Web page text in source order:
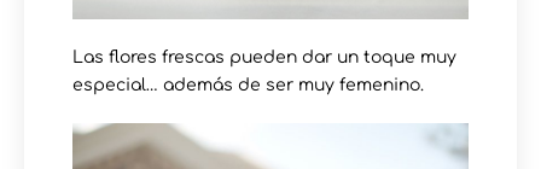
Las flores frescas pueden dar un toque muy
especial… además de ser muy femenino.